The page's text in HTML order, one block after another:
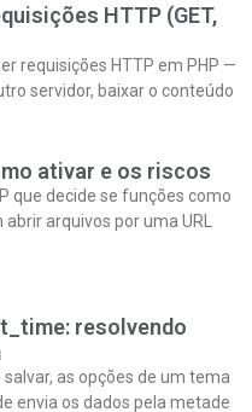
HTTP (GET,
requisições HTTP em PHP —
servidor, baixar o conteúdo
ativar e os riscos
que decide se funções como
arquivos por uma URL
resolvendo
as opções de um tema
envia os dados pela metade